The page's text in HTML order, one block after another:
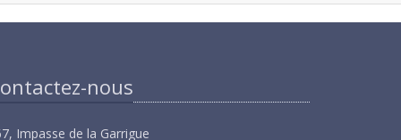
nous
Impasse de la Garrigue